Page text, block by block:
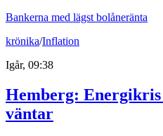
Bankerna med lägst bolåneränta
krönika/Inflation
Igår, 09:38
Hemberg:
väntar